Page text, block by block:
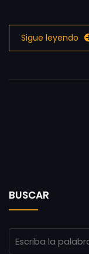
Sigue leyendo
BUSCAR